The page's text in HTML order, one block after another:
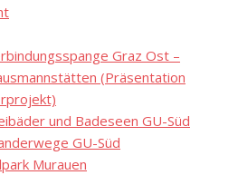
Graz Ost –
(Präsentation
und Badeseen GU-Süd
GU-Süd
Murauen